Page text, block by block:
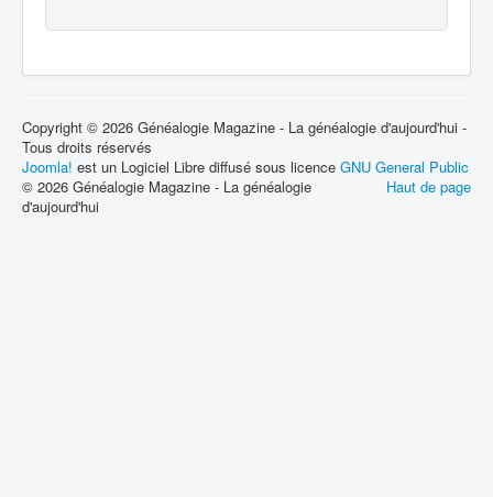
Copyright © 2026 Généalogie Magazine - La généalogie d'aujourd'hui -
Tous droits réservés
Joomla! est un Logiciel Libre diffusé sous licence GNU General Public
Haut de page
© 2026 Généalogie Magazine - La généalogie
d'aujourd'hui